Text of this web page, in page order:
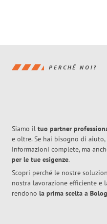
PERCHÉ NOI?
Siamo il tuo partner
e oltre. Se hai bisogno di
informazioni complete, ma
per le tue esigenze.
Scopri perché le nostre
nostra lavorazione efficiente e
rendono la prima scelta a